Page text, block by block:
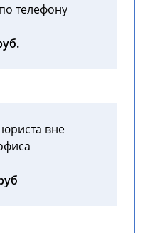
телефону
вне